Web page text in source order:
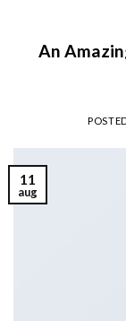
An
11
aug